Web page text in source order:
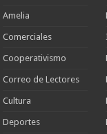
Amelia
Comerciales
Cooperativismo
Correo de Lectores
Cultura
Deportes